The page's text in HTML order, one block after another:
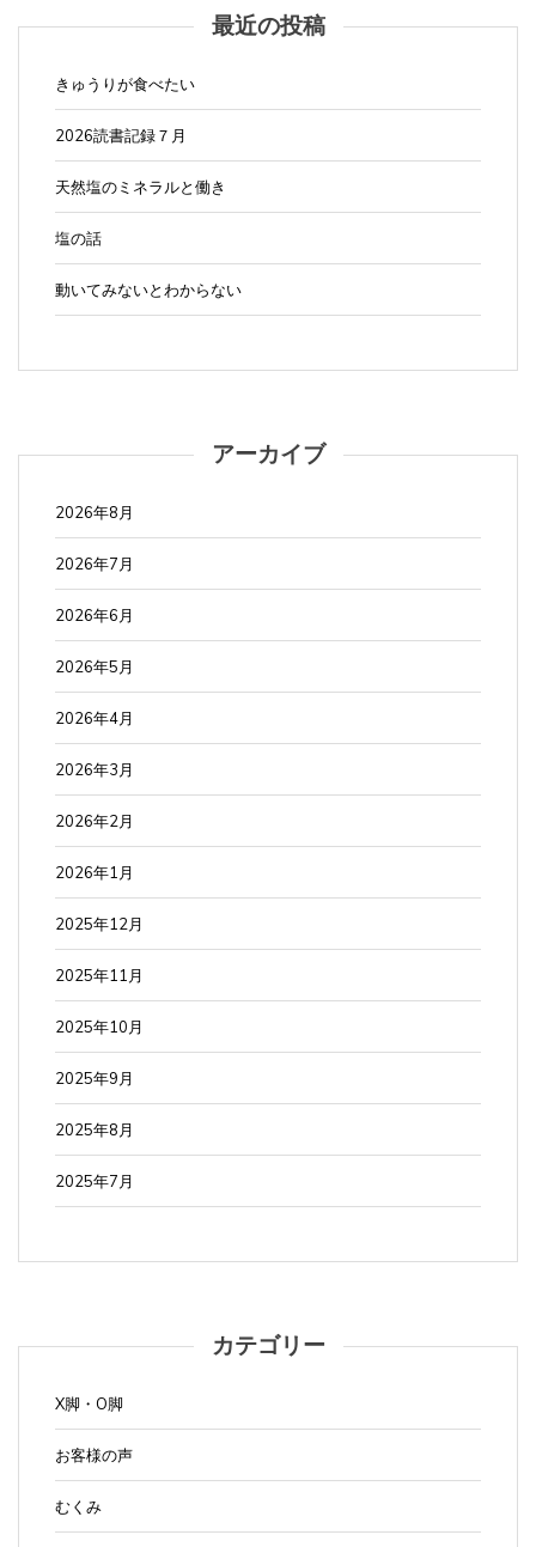
最近の投稿
きゅうりが食べたい
2026読書記録７月
天然塩のミネラルと働き
塩の話
動いてみないとわからない
アーカイブ
2026年8月
2026年7月
2026年6月
2026年5月
2026年4月
2026年3月
2026年2月
2026年1月
2025年12月
2025年11月
2025年10月
2025年9月
2025年8月
2025年7月
カテゴリー
X脚・O脚
お客様の声
むくみ